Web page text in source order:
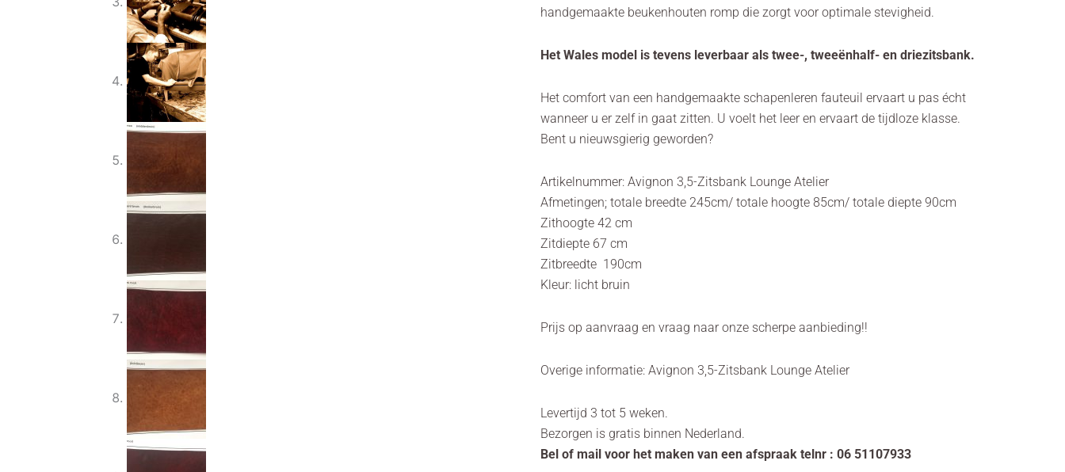
handgemaakte beukenhouten romp die zorgt voor optimale stevigheid.
Het Wales model is tevens leverbaar als twee-, tweeënhalf- en driezitsbank.
Het comfort van een handgemaakte schapenleren fauteuil ervaart u pas écht
wanneer u er zelf in gaat zitten. U voelt het leer en ervaart de tijdloze klasse.
Bent u nieuwsgierig geworden?
Artikelnummer: Avignon 3,5-Zitsbank Lounge Atelier
Afmetingen; totale breedte 245cm/ totale hoogte 85cm/ totale diepte 90cm
Zithoogte 42 cm
Zitdiepte 67 cm
Zitbreedte 190cm
Kleur: licht bruin
Prijs op aanvraag en vraag naar onze scherpe aanbieding!!
Overige informatie: Avignon 3,5-Zitsbank Lounge Atelier
Levertijd 3 tot 5 weken.
Bezorgen is gratis binnen Nederland.
Bel of mail voor het maken van een afspraak telnr : 06 51107933